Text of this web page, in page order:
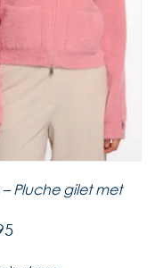
Pluche gilet met